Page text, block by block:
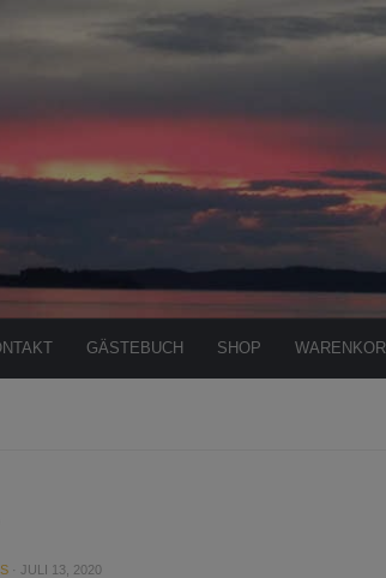
GÄSTEBUCH SHOP
· JULI 13, 2020